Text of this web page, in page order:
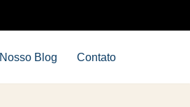
Nosso Blog Contato